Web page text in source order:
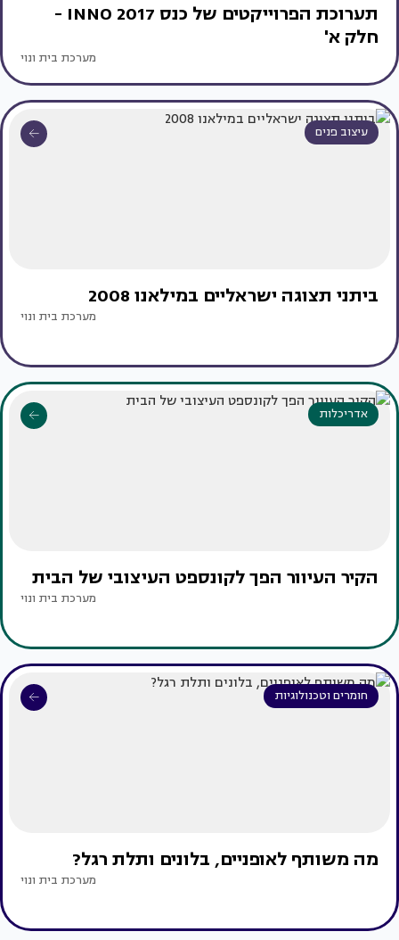
תערוכת הפרוייקטים של כנס INNO 2017 -
חלק א'
מערכת בית ונוי
עיצוב פנים
ביתני תצוגה ישראליים במילאנו 2008
מערכת בית ונוי
אדריכלות
הקיר העיוור הפך לקונספט העיצובי של הבית
מערכת בית ונוי
חומרים וטכנולוגיות
מה משותף לאופניים, בלונים ותלת רגל?
מערכת בית ונוי